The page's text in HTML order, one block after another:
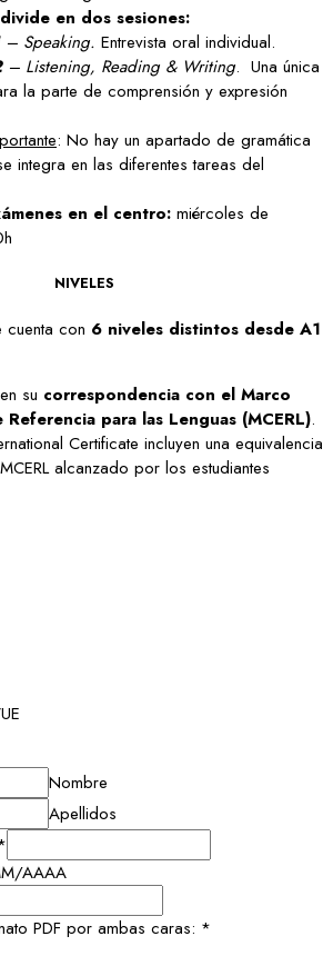
en dos sesiones:
– Speaking. Entrevista oral individual.
– Listening, Reading & Writing. Una única
la parte de comprensión y expresión
: No hay un apartado de gramática
integra en las diferentes tareas del
en el centro: miércoles de
NIVELES
cuenta con 6 niveles distintos desde A1
su correspondencia con el Marco
para las Lenguas (MCERL).
Certificate incluyen una equivalencia
alcanzado por los estudiantes
Nombre
Apellidos
AAAA
PDF por ambas caras: *